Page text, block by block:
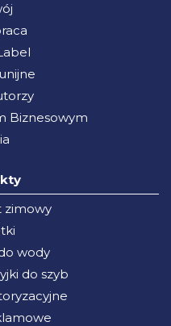
Biznesowym
zimowy
wody
do szyb